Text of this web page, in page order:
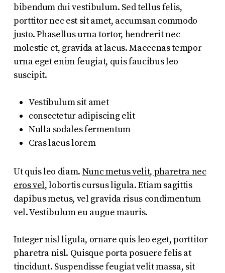
bibendum dui vestibulum. Sed tellus felis,
porttitor nec est sit amet, accumsan commodo
justo. Phasellus urna tortor, hendrerit nec
molestie et, gravida at lacus. Maecenas tempor
urna eget enim feugiat, quis faucibus leo
suscipit.
Vestibulum sit amet
consectetur adipiscing elit
Nulla sodales fermentum
Cras lacus lorem
Ut quis leo diam. Nunc metus velit, pharetra nec
eros vel, lobortis cursus ligula. Etiam sagittis
dapibus metus, vel gravida risus condimentum
vel. Vestibulum eu augue mauris.
Integer nisl ligula, ornare quis leo eget, porttitor
pharetra nisl. Quisque porta posuere felis at
tincidunt. Suspendisse feugiat velit massa, sit